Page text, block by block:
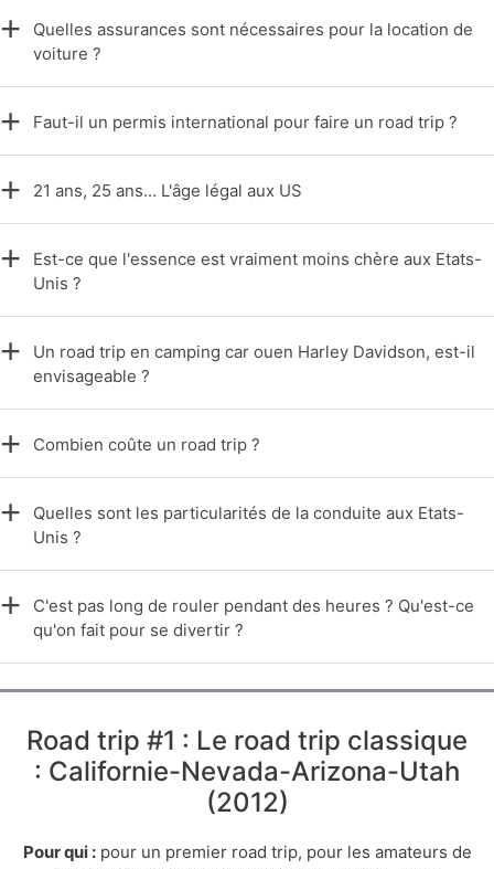
Quelles assurances sont nécessaires pour la location de
voiture ?
Faut-il un permis international pour faire un road trip ?
21 ans, 25 ans... L'âge légal aux US
Est-ce que l'essence est vraiment moins chère aux Etats-
Unis ?
Un road trip en camping car ouen Harley Davidson, est-il
envisageable ?
Combien coûte un road trip ?
Quelles sont les particularités de la conduite aux Etats-
Unis ?
C'est pas long de rouler pendant des heures ? Qu'est-ce
qu'on fait pour se divertir ?
Road trip #1 : Le road trip classique
: Californie-Nevada-Arizona-Utah
(2012)
Pour qui :pour un premier road trip, pour les amateurs de